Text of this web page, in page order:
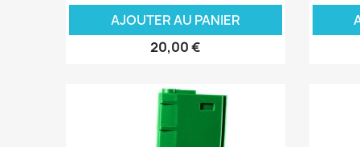
AJOUTER AU PANIER
20,00 €